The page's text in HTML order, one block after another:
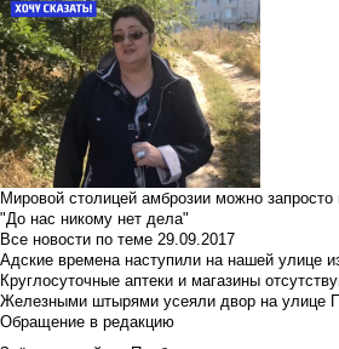
Мировой столицей амброзии можно
"До нас никому нет дела"
Все новости по теме 29.09.2017
Адские времена наступили на нашей улице
Круглосуточные аптеки и магазины
Железными штырями усеяли двор на улице
Обращение в редакцию